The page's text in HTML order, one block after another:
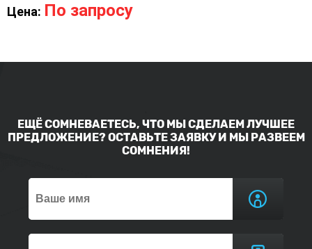
Цена: По запросу
ЕЩЁ СОМНЕВАЕТЕСЬ, ЧТО МЫ СДЕЛАЕМ ЛУЧШЕЕ
ПРЕДЛОЖЕНИЕ? ОСТАВЬТЕ ЗАЯВКУ И МЫ РАЗВЕЕМ
СОМНЕНИЯ!